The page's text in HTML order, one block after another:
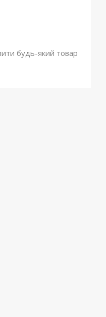
будь-який товар